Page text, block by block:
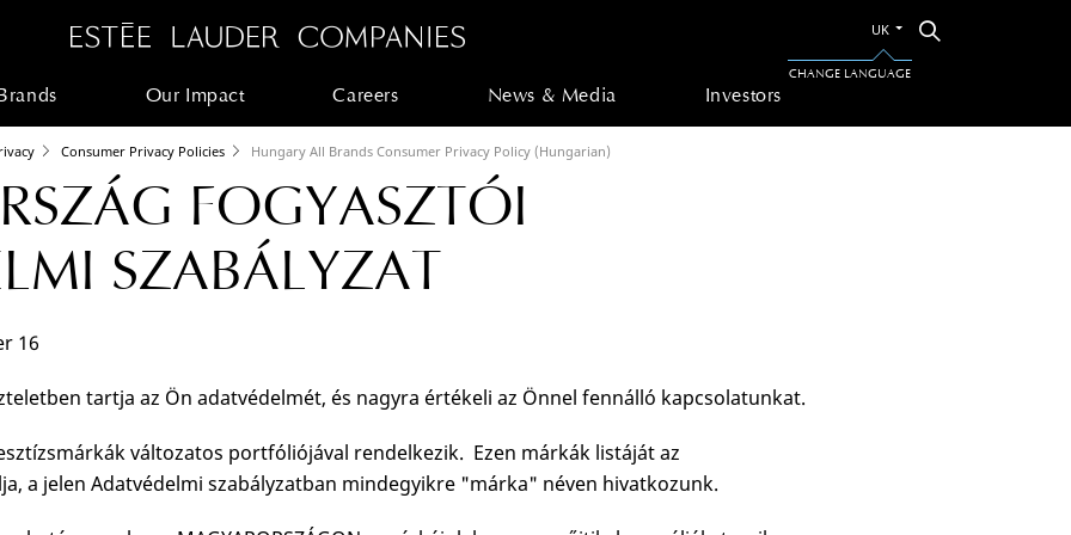
CHANGE LANGUAGE
Switch
to
the
UK
Our Impact Careers News & Media Investors
Consumer Privacy Policies Hungary All Brands Consumer Privacy Policy (Hungarian)
FOGYASZTÓI
SZABÁLYZAT
16
tartja az Ön adatvédelmét, és nagyra értékeli az Önnel fennálló kapcsolatunkat.
változatos portfóliójával rendelkezik. Ezen márkák listáját az
a jelen Adatvédelmi szabályzatban mindegyikre "márka" néven hivatkozunk.